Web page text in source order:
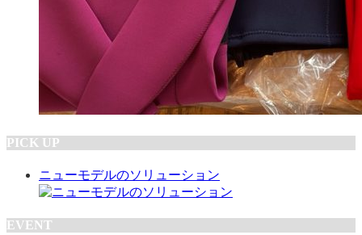
PICK UP
ニューモデルのソリューション
EVENT